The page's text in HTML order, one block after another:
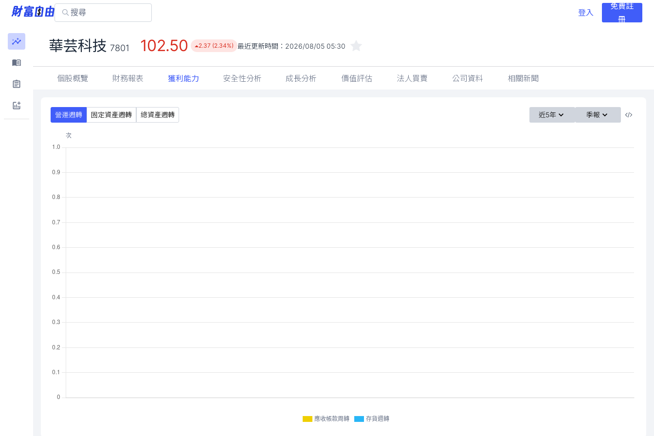
登入
免費註
冊
華芸科技 7801 102.50 2.37 (2.34%) 最近更新時間： 2026/08/05 05:30
個股概覽 財務報表 獲利能力 安全性分析 成長分析 價值評估 法人買賣 公司資料 相關新聞
營運週轉 固定資產週轉 總資產週轉 近5年 季報
應收帳款周轉 存貨週轉